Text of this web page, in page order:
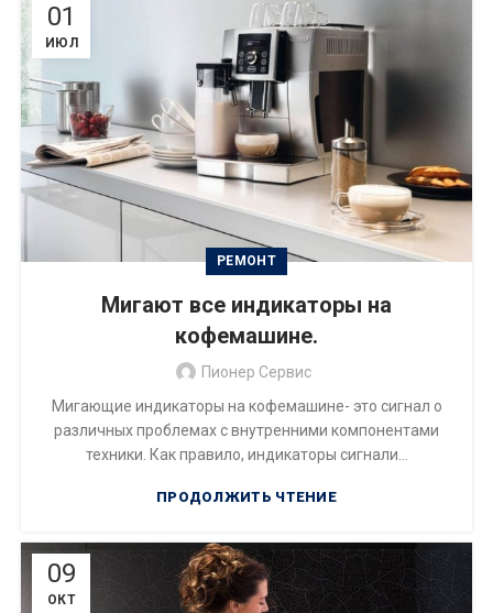
01
ИЮЛ
РЕМОНТ
Мигают все индикаторы на
кофемашине.
Пионер Сервис
Мигающие индикаторы на кофемашине- это сигнал о
различных проблемах с внутренними компонентами
техники. Как правило, индикаторы сигнали...
ПРОДОЛЖИТЬ ЧТЕНИЕ
09
ОКТ